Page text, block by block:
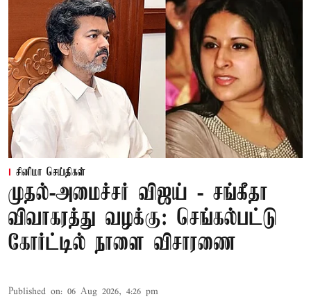
சினிமா செய்திகள்
முதல்-அமைச்சர் விஜய் - சங்கீதா
விவாகரத்து வழக்கு: செங்கல்பட்டு
கோர்ட்டில் நாளை விசாரணை
Published on: 06 Aug 2026, 4:26 pm